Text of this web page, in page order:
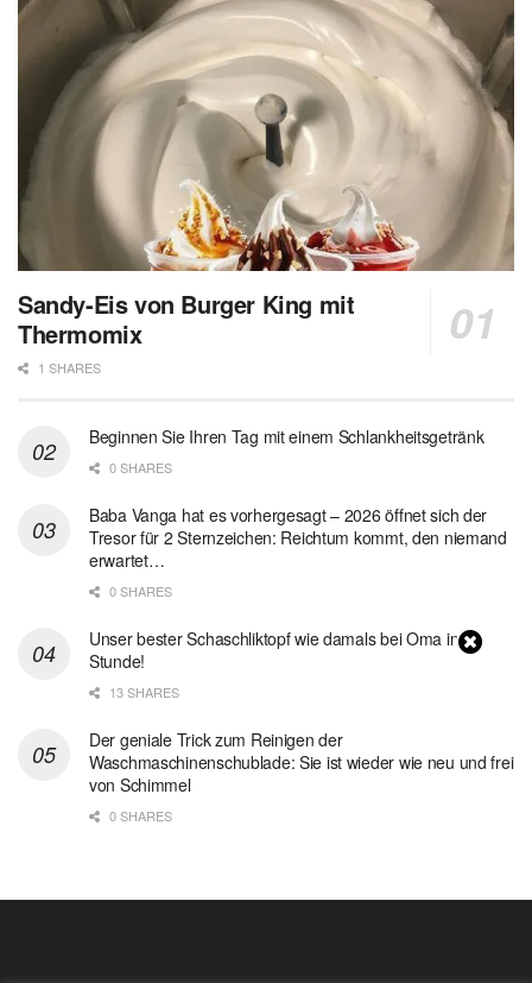
Sandy-Eis von Burger King mit
Thermomix
1 SHARES
Beginnen Sie Ihren Tag mit einem Schlankheitsgetränk
0 SHARES
Baba Vanga hat es vorhergesagt – 2026 öffnet sich der
Tresor für 2 Sternzeichen: Reichtum kommt, den niemand
erwartet…
0 SHARES
Unser bester Schaschliktopf wie damals bei Oma in 1
Stunde!
13 SHARES
Der geniale Trick zum Reinigen der
Waschmaschinenschublade: Sie ist wieder wie neu und frei
von Schimmel
0 SHARES